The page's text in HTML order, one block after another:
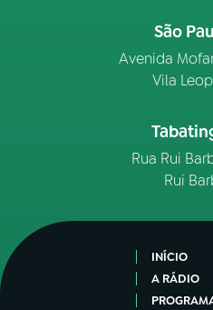
São
Avenida
Vila
Rua Rui
Rui
INÍCIO
A RÁDIO